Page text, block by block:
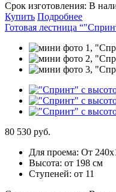
Срок изготовления: В
Купить Подробнее
Готовая лестница
80 530 руб.
Для проема: От
Высота: от 198 см
Ступеней: от 11